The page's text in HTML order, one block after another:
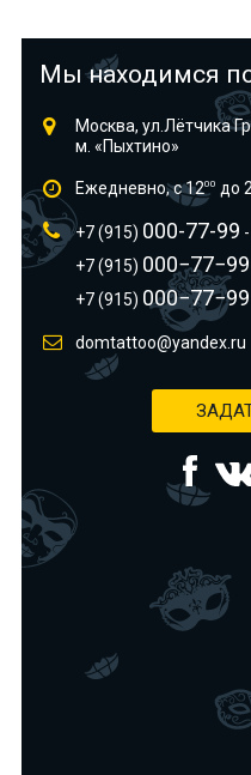
Мы находимся
Москва, ул.Лётчика
м. «Пыхтино»
Ежедневно, с 1200 до
+7 (915) 000-77-99 -
+7 (915) 000−77−99
+7 (915) 000−77−99
domtattoo@yandex.ru